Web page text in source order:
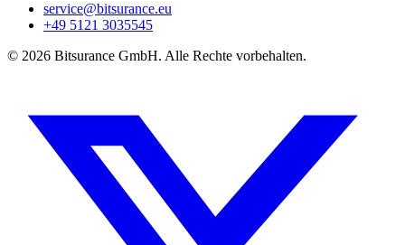
service@bitsurance.eu
+49 5121 3035545
© 2026 Bitsurance GmbH. Alle Rechte vorbehalten.